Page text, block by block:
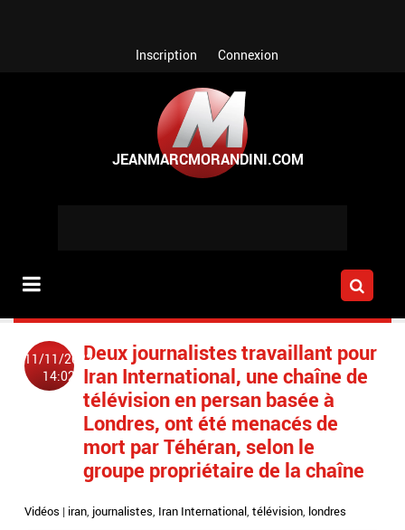
Inscription Connexion
11/11/2022
14:02
Deux journalistes travaillant pour
Iran International, une chaîne de
télévision en persan basée à
Londres, ont été menacés de
mort par Téhéran, selon le
groupe propriétaire de la chaîne
Vidéos | iran, journalistes, Iran International,télévision, londres